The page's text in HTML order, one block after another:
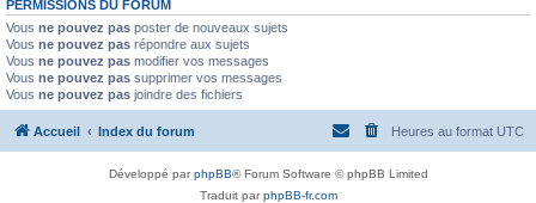
PERMISSIONS DU FORUM
Vous ne pouvez pas poster de nouveaux sujets
Vous ne pouvez pas répondre aux sujets
Vous ne pouvez pas modifier vos messages
Vous ne pouvez pas supprimer vos messages
Vous ne pouvez pas joindre des fichiers
Accueil Index du forum Heures au format UTC
Développé parphpBB® Forum Software © phpBB Limited
Traduit parphpBB-fr.com